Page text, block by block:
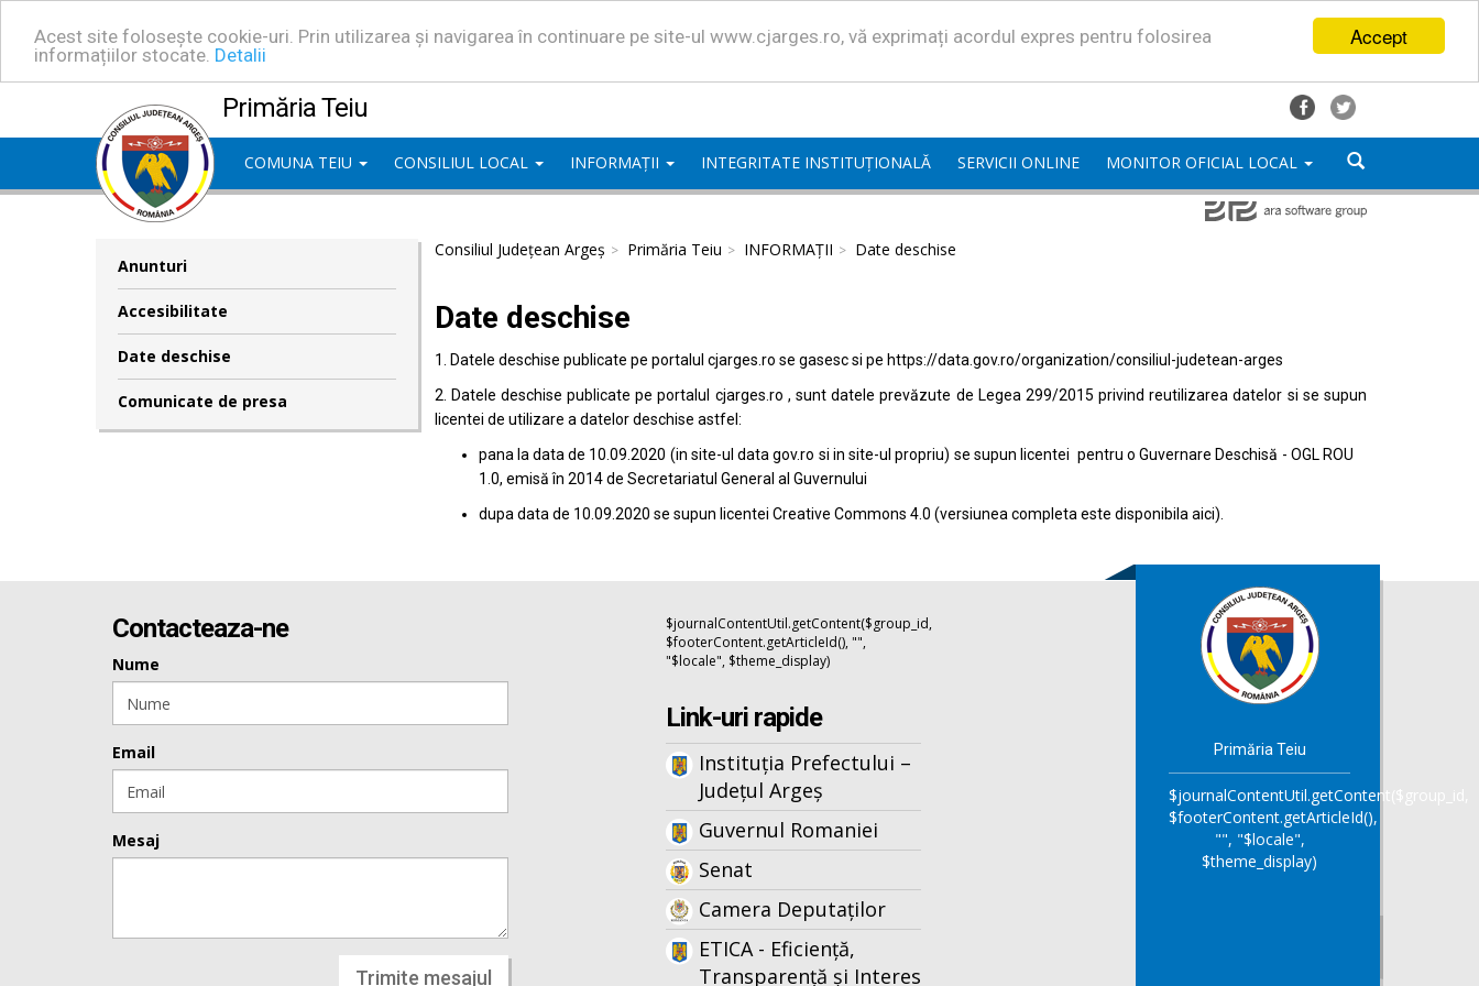
Accept
Acest site folosește cookie-uri. Prin utilizarea și navigarea în continuare pe site-ul www.cjarges.ro, vă exprimați acordul expres pentru folosirea
informațiilor stocate. Detalii
Primăria Teiu
COMUNA TEIU CONSILIUL LOCAL INFORMAȚII INTEGRITATE INSTITUȚIONALĂ SERVICII ONLINE MONITOR OFICIAL LOCAL
Anunturi
Accesibilitate
Date deschise
Comunicate de presa
Consiliul Județean Argeș Primăria Teiu INFORMAȚII Date deschise
Date deschise
1. Datele deschise publicate pe portalul cjarges.ro se gasesc si pe https://data.gov.ro/organization/consiliul-judetean-arges
2. Datele deschise publicate pe portalul cjarges.ro , sunt datele prevăzute de Legea 299/2015 privind reutilizarea datelor si se supun
licentei de utilizare a datelor deschise astfel:
pana la data de 10.09.2020 (in site-ul datagov.ro si in site-ul propriu) se supun licentei pentru o Guvernare Deschisă - OGL ROU
1.0, emisă în 2014 de Secretariatul General al Guvernului
dupa data de 10.09.2020 se supun licentei Creative Commons 4.0 (versiunea completa este disponibila aici).
Contacteaza-ne
Nume
Email
Mesaj
Trimite mesajul
$journalContentUtil.getContent($group_id,
$footerContent.getArticleId(), "",
"$locale", $theme_display)
Link-uri rapide
Instituția Prefectului –
Județul Argeș
Guvernul Romaniei
Senat
Camera Deputaților
ETICA - Eficiență,
Transparență și Interes
Primăria Teiu
$journalContentUtil.getContent($group_id,
$footerContent.getArticleId(),
"", "$locale",
$theme_display)